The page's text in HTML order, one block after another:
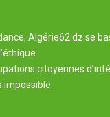
Algérie62.dz se
citoyennes
impossible.